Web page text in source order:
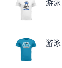
游
游